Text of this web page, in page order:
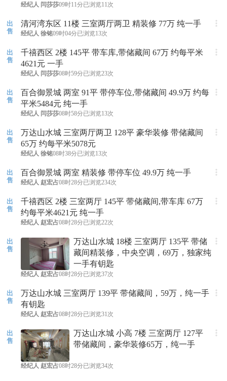
经纪人 闫莎莎09时11分已浏览11次
出
售
清河湾东区 11楼 三室两厅两卫 精装修 77万 纯一手
经纪人 徐铭09时04分已浏览13次
出
售
千禧西区 2楼 145平 带车库,带储藏间 67万 约每平米
4621元 一手
经纪人 闫莎莎08时59分已浏览23次
出
售
百合御景城 两室 91平 带停车位,带储藏间 49.9万 约每
平米5484元 纯一手
经纪人 闫莎莎08时58分已浏览13次
出
售
万达山水城 三室两厅两卫 128平 豪华装修 带储藏间
65万 约每平米5078元
经纪人 徐铭08时38分已浏览13次
出
售
百合御景城 两室 精装修 带停车位 49.9万 纯一手
经纪人 赵宏占08时28分已浏览234次
出
售
千禧西区 2楼 三室两厅 145平 带储藏间,带车库 67万
约每平米4621元 纯一手
经纪人 赵宏占08时28分已浏览22次
出
售
万达山水城 18楼 三室两厅 135平 带储
藏间精装修，中央空调，69万，独家纯
一手有钥匙
经纪人 赵宏占08时28分已浏览37次
出
售
万达山水城 三室两厅 139平 带储藏间，59万，纯一手
有钥匙
经纪人 赵宏占08时28分已浏览31次
出
售
万达山水城 小高 7楼 三室两厅 127平
带储藏间，豪华装修65万，纯一手
经纪人 赵宏占08时28分已浏览34次